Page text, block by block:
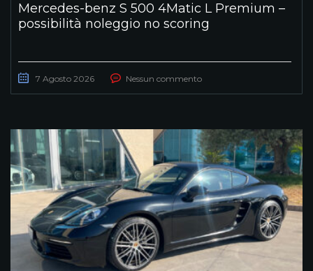
Mercedes-benz S 500 4Matic L Premium –
possibilità noleggio no scoring
7 Agosto 2026 Nessun commento